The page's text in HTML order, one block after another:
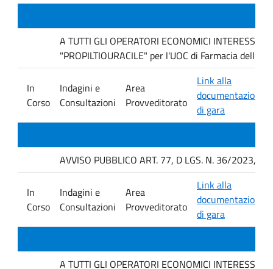
A TUTTI GLI OPERATORI ECONOMICI
"PROPILTIOURACILE" per l'UOC di Farmacia
In
Corso
Indagini e
Consultazioni
Area
Provveditorato
Link alla
documentazione
di gara
AVVISO PUBBLICO ART. 77, D LGS. N. 36/2023,
In
Corso
Indagini e
Consultazioni
Area
Provveditorato
Link alla
documentazione
di gara
A TUTTI GLI OPERATORI ECONOMICI